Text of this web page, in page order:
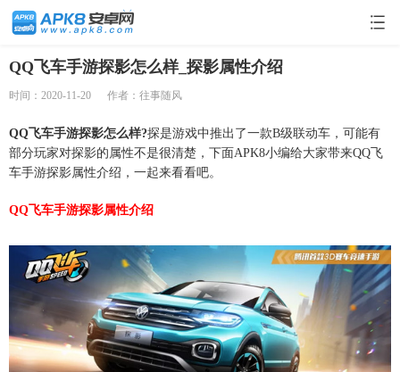
QQ飞车手游探影怎么样_探影属性介绍
时间：2020-11-20 作者：往事随风
QQ飞车手游探影怎么样?探是游戏中推出了一款B级联动车，可能有
部分玩家对探影的属性不是很清楚，下面APK8小编给大家带来QQ飞
车手游探影属性介绍，一起来看看吧。
QQ飞车手游探影属性介绍